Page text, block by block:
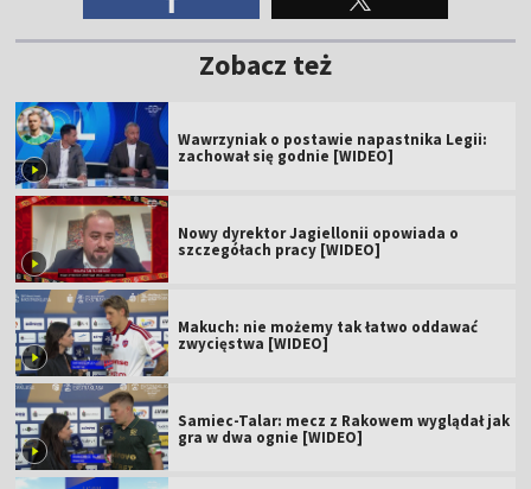
Zobacz też
Wawrzyniak o postawie napastnika Legii:
zachował się godnie [WIDEO]
Nowy dyrektor Jagiellonii opowiada o
szczegółach pracy [WIDEO]
Makuch: nie możemy tak łatwo oddawać
zwycięstwa [WIDEO]
Samiec-Talar: mecz z Rakowem wyglądał jak
gra w dwa ognie [WIDEO]